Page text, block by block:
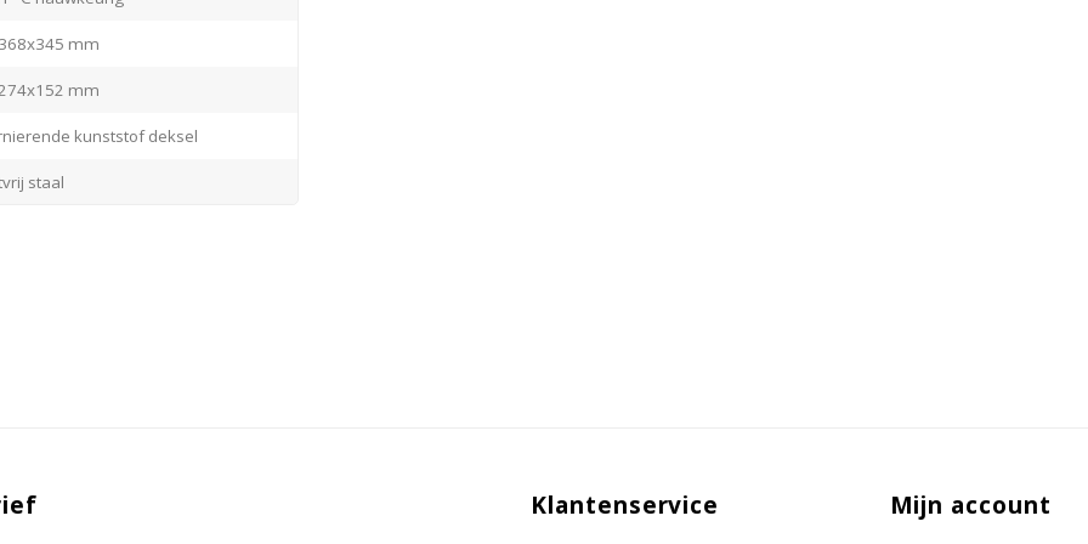
mm
mm
kunststof deksel
staal
Klantenservice Mijn account